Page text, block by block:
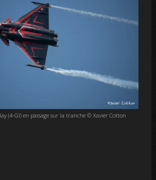
(4-GI) en passage sur la tranche © Xavier Cotton